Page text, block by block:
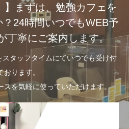
】まずは、勉強カフェを
24時間いつでもWEB予
丁寧にご案内します。
スタッフタイムにていつでも受け付
おります。
スを気軽に使っていただけます。